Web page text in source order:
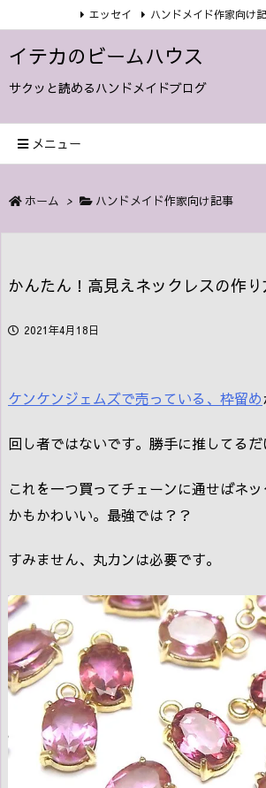
イテカのビームハウス
サクッと読めるハンドメイドブログ
メニュー
エッセイ ハンドメイド作家向け
ホーム > ハンドメイド作家向け記事
かんたん！高見えネックレスの作り
2021年4月18日
ケンケンジェムズで売っている、枠留め
回し者ではないです。勝手に推してるだ
これを一つ買ってチェーンに通せばネ
かもかわいい。最強では？？
すみません、丸カンは必要です。